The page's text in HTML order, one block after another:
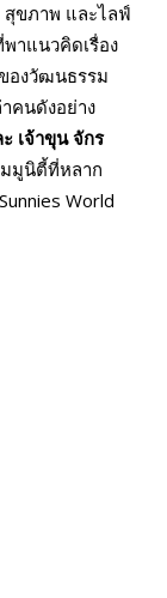
ขภาพ และไลฟ์
าแนวคิดเรื่อง
องวัฒนธรรม
คนดังอย่าง
เจ้าขุน จักร
มูนิตี้ที่หลาก
World